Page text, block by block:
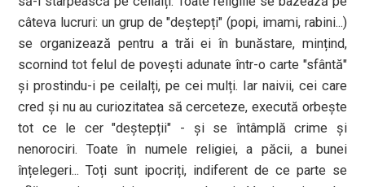
câteva lucruri: un grup de "deștepți" (popi, imami, rabini...)
se organizează pentru a trăi ei în bunăstare, mințind,
scornind tot felul de povești adunate într-o carte "sfântă"
și prostindu-i pe ceilalți, pe cei mulți. Iar naivii, cei care
cred și nu au curiozitatea să cerceteze, execută orbește
tot ce le cer "deștepții" - și se întâmplă crime și
nenorociri. Toate în numele religiei, a păcii, a bunei
înțelegeri... Toți sunt ipocriți, indiferent de ce parte se